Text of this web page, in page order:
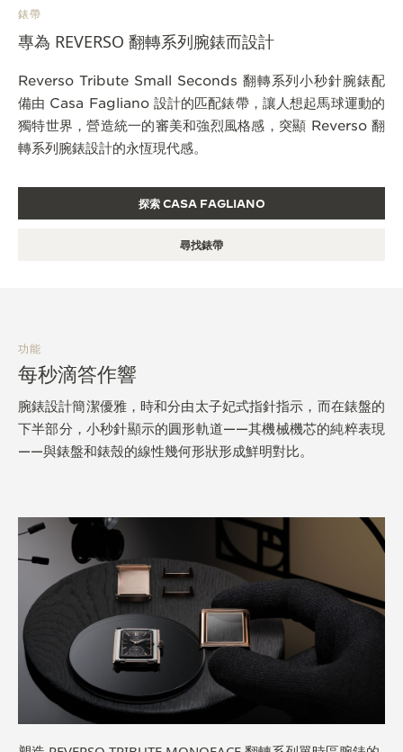
錶帶
專為 REVERSO 翻轉系列腕錶而設計
Reverso Tribute Small Seconds 翻轉系列小秒針腕錶配
備由 Casa Fagliano 設計的匹配錶帶，讓人想起馬球運動的
獨特世界，營造統一的審美和強烈風格感，突顯 Reverso 翻
轉系列腕錶設計的永恆現代感。
探索 CASA FAGLIANO
尋找錶帶
功能
每秒滴答作響
腕錶設計簡潔優雅，時和分由太子妃式指針指示，而在錶盤的
下半部分，小秒針顯示的圓形軌道——其機械機芯的純粹表現
——與錶盤和錶殼的線性幾何形狀形成鮮明對比。